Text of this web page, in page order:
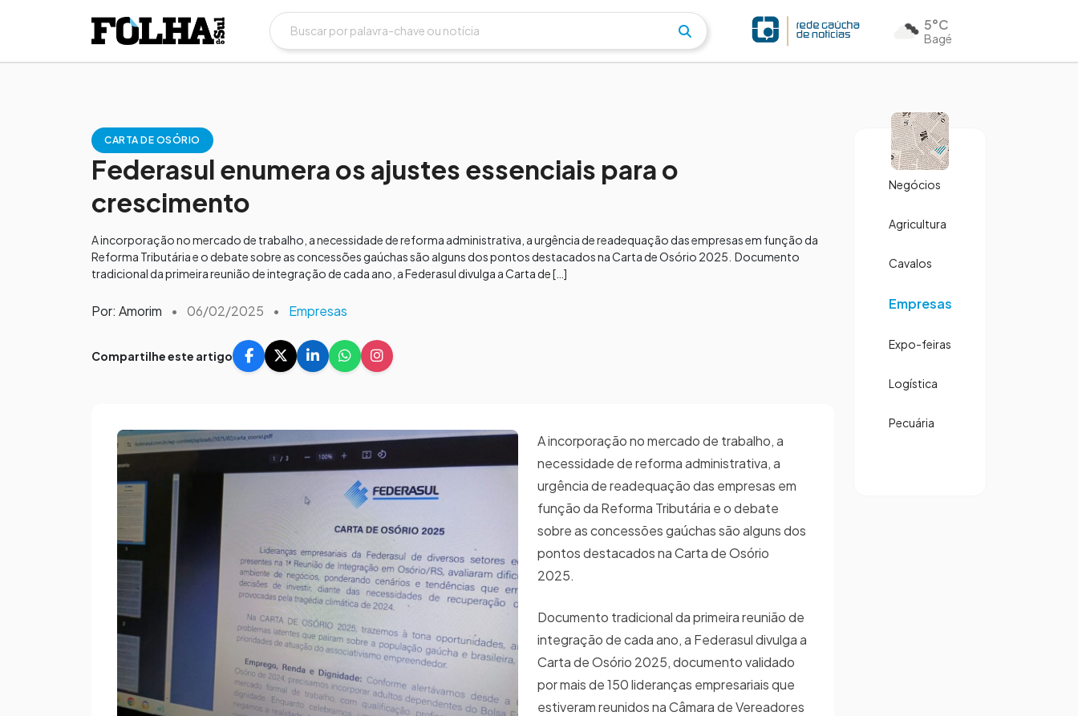
5°C
Bagé
CARTA DE OSÓRIO
Federasul enumera os ajustes essenciais para o
crescimento
A incorporação no mercado de trabalho, a necessidade de reforma administrativa, a urgência de readequação das empresas em função da
Reforma Tributária e o debate sobre as concessões gaúchas são alguns dos pontos destacados na Carta de Osório 2025. Documento
tradicional da primeira reunião de integração de cada ano, a Federasul divulga a Carta de […]
Por: Amorim • 06/02/2025 • Empresas
Compartilhe este artigo
A incorporação no mercado de trabalho, a
necessidade de reforma administrativa, a
urgência de readequação das empresas em
função da Reforma Tributária e o debate
sobre as concessões gaúchas são alguns dos
pontos destacados na Carta de Osório
2025.
Documento tradicional da primeira reunião de
integração de cada ano, a Federasul divulga a
Carta de Osório 2025, documento validado
por mais de 150 lideranças empresariais que
estiveram reunidos na Câmara de Vereadores
Negócios
Agricultura
Cavalos
Empresas
Expo-feiras
Logística
Pecuária